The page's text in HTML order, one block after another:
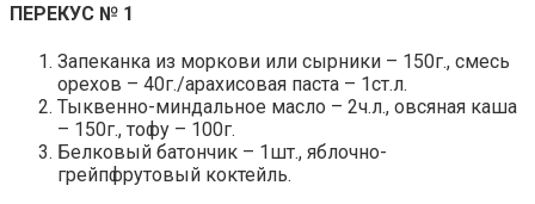
ПЕРЕКУС № 1
Запеканка из моркови или сырники – 150г., смесь
орехов – 40г./арахисовая паста – 1ст.л.
Тыквенно-миндальное масло – 2ч.л., овсяная каша
– 150г., тофу – 100г.
Белковый батончик – 1шт., яблочно-
грейпфрутовый коктейль.